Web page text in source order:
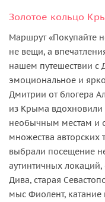
Маршрут «Покупайте
не вещи, а
нашем путешествии с
эмоциональное и
Дмитрии от блогера
из Крыма
необычным местам и
множества авторских
выбрали посещение
аутинтичных локаций,
Дива, старая
мыс Фиолент, катание